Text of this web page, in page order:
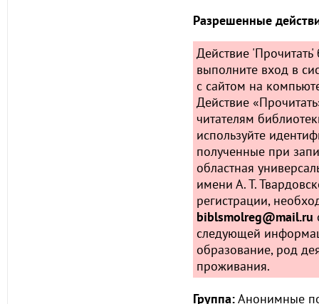
Разрешенные
Действие
выполните вход в
с сайтом на
Действие
читателям
используйте
полученные при
областная
имени А. Т.
регистрации,
biblsmolreg@mail.ru
следующей
образование, род
проживания.
Группа:Анонимные